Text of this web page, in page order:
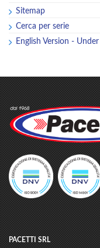
Sitemap
Cerca per serie
English Version -
PACETTI SRL